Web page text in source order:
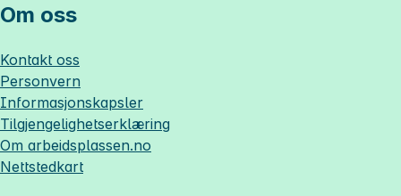
Om oss
Kontakt oss
Personvern
Informasjonskapsler
Tilgjengelighetserklæring
Om arbeidsplassen.no
Nettstedkart